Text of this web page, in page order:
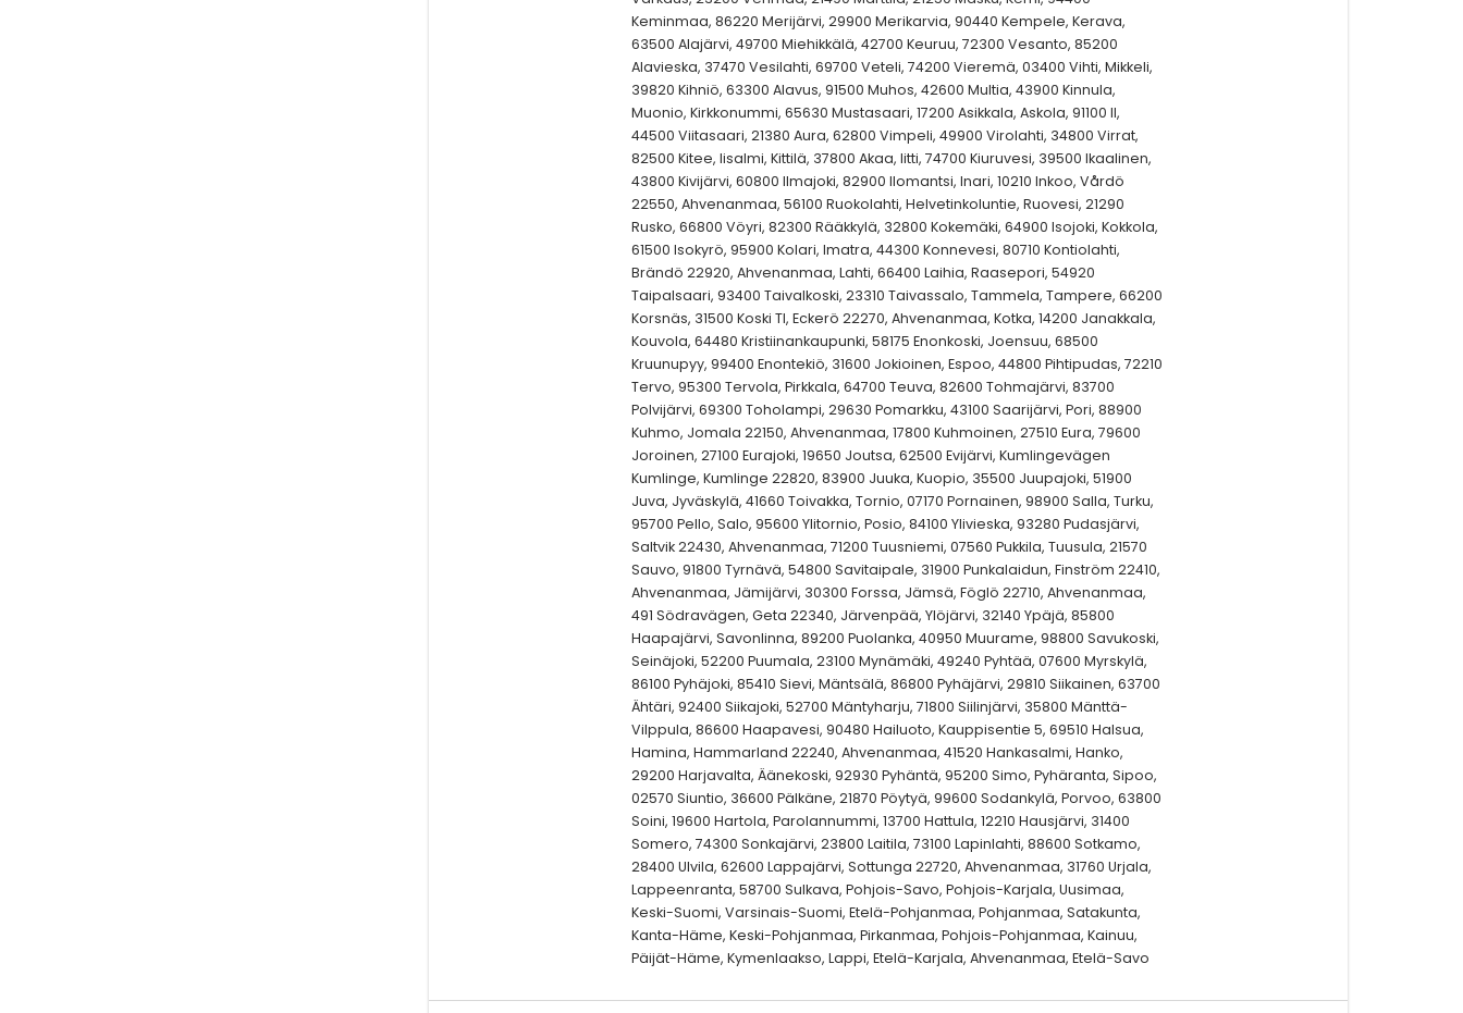
Keminmaa, 86220 Merijärvi, 29900 Merikarvia, 90440 Kempele, Kerava,
63500 Alajärvi, 49700 Miehikkälä, 42700 Keuruu, 72300 Vesanto, 85200
Alavieska, 37470 Vesilahti, 69700 Veteli, 74200 Vieremä, 03400 Vihti, Mikkeli,
39820 Kihniö, 63300 Alavus, 91500 Muhos, 42600 Multia, 43900 Kinnula,
Muonio, Kirkkonummi, 65630 Mustasaari, 17200 Asikkala, Askola, 91100 II,
44500 Viitasaari, 21380 Aura, 62800 Vimpeli, 49900 Virolahti, 34800 Virrat,
82500 Kitee, Iisalmi, Kittilä, 37800 Akaa, Iitti, 74700 Kiuruvesi, 39500 Ikaalinen,
43800 Kivijärvi, 60800 Ilmajoki, 82900 Ilomantsi, Inari, 10210 Inkoo, Vårdö
22550, Ahvenanmaa, 56100 Ruokolahti, Helvetinkoluntie, Ruovesi, 21290
Rusko, 66800 Vöyri, 82300 Rääkkylä, 32800 Kokemäki, 64900 Isojoki, Kokkola,
61500 Isokyrö, 95900 Kolari, Imatra, 44300 Konnevesi, 80710 Kontiolahti,
Brändö 22920, Ahvenanmaa, Lahti, 66400 Laihia, Raasepori, 54920
Taipalsaari, 93400 Taivalkoski, 23310 Taivassalo, Tammela, Tampere, 66200
Korsnäs, 31500 Koski Tl, Eckerö 22270, Ahvenanmaa, Kotka, 14200 Janakkala,
Kouvola, 64480 Kristiinankaupunki, 58175 Enonkoski, Joensuu, 68500
Kruunupyy, 99400 Enontekiö, 31600 Jokioinen, Espoo, 44800 Pihtipudas, 72210
Tervo, 95300 Tervola, Pirkkala, 64700 Teuva, 82600 Tohmajärvi, 83700
Polvijärvi, 69300 Toholampi, 29630 Pomarkku, 43100 Saarijärvi, Pori, 88900
Kuhmo, Jomala 22150, Ahvenanmaa, 17800 Kuhmoinen, 27510 Eura, 79600
Joroinen, 27100 Eurajoki, 19650 Joutsa, 62500 Evijärvi, Kumlingevägen
Kumlinge, Kumlinge 22820, 83900 Juuka, Kuopio, 35500 Juupajoki, 51900
Juva, Jyväskylä, 41660 Toivakka, Tornio, 07170 Pornainen, 98900 Salla, Turku,
95700 Pello, Salo, 95600 Ylitornio, Posio, 84100 Ylivieska, 93280 Pudasjärvi,
Saltvik 22430, Ahvenanmaa, 71200 Tuusniemi, 07560 Pukkila, Tuusula, 21570
Sauvo, 91800 Tyrnävä, 54800 Savitaipale, 31900 Punkalaidun, Finström 22410,
Ahvenanmaa, Jämijärvi, 30300 Forssa, Jämsä, Föglö 22710, Ahvenanmaa,
491 Södravägen, Geta 22340, Järvenpää, Ylöjärvi, 32140 Ypäjä, 85800
Haapajärvi, Savonlinna, 89200 Puolanka, 40950 Muurame, 98800 Savukoski,
Seinäjoki, 52200 Puumala, 23100 Mynämäki, 49240 Pyhtää, 07600 Myrskylä,
86100 Pyhäjoki, 85410 Sievi, Mäntsälä, 86800 Pyhäjärvi, 29810 Siikainen, 63700
Ähtäri, 92400 Siikajoki, 52700 Mäntyharju, 71800 Siilinjärvi, 35800 Mänttä-
Vilppula, 86600 Haapavesi, 90480 Hailuoto, Kauppisentie 5, 69510 Halsua,
Hamina, Hammarland 22240, Ahvenanmaa, 41520 Hankasalmi, Hanko,
29200 Harjavalta, Äänekoski, 92930 Pyhäntä, 95200 Simo, Pyhäranta, Sipoo,
02570 Siuntio, 36600 Pälkäne, 21870 Pöytyä, 99600 Sodankylä, Porvoo, 63800
Soini, 19600 Hartola, Parolannummi, 13700 Hattula, 12210 Hausjärvi, 31400
Somero, 74300 Sonkajärvi, 23800 Laitila, 73100 Lapinlahti, 88600 Sotkamo,
28400 Ulvila, 62600 Lappajärvi, Sottunga 22720, Ahvenanmaa, 31760 Urjala,
Lappeenranta, 58700 Sulkava, Pohjois-Savo, Pohjois-Karjala, Uusimaa,
Keski-Suomi, Varsinais-Suomi, Etelä-Pohjanmaa, Pohjanmaa, Satakunta,
Kanta-Häme, Keski-Pohjanmaa, Pirkanmaa, Pohjois-Pohjanmaa, Kainuu,
Päijät-Häme, Kymenlaakso, Lappi, Etelä-Karjala, Ahvenanmaa, Etelä-Savo